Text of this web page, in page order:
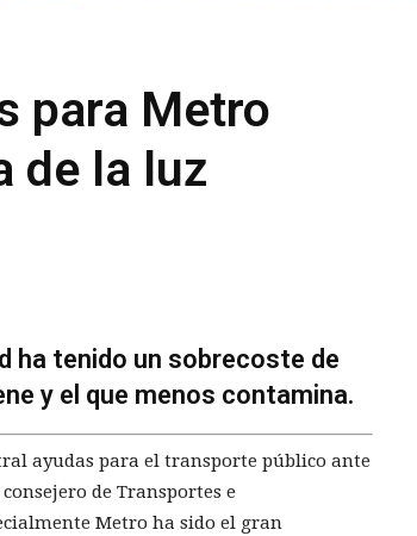
para Metro
de la luz
ha tenido un sobrecoste de
y el que menos contamina.
ayudas para el transporte público ante
de Transportes e
Metro ha sido el gran